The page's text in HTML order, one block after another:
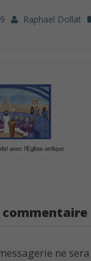
Raphael Dollat
ne